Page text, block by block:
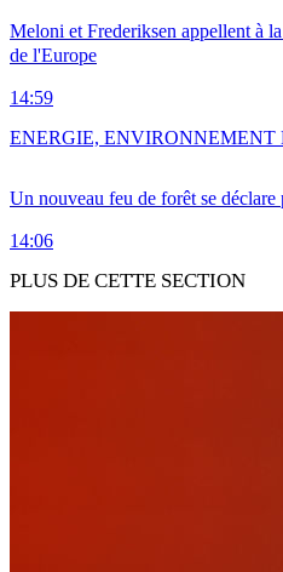
Meloni et Frederiksen appellent à
de l'Europe
14:59
Un nouveau feu de forêt se déclare
14:06
ENERGIE, ENVIRONNEMENT
PLUS DE CETTE SECTION